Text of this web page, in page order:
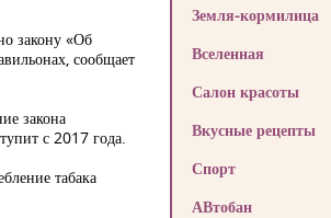
закону «Об
сообщает
закона
с 2017 года.
табака
Земля-кормилица
Вселенная
Салон красоты
Вкусные рецепты
Спорт
АВтобан